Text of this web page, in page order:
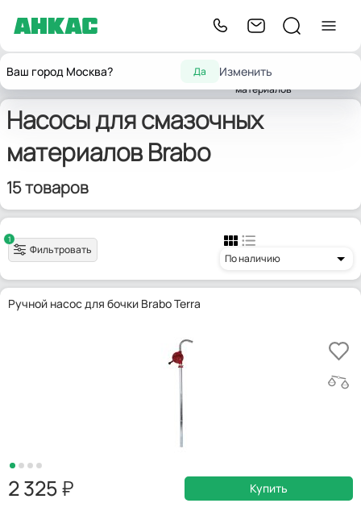
Ваш город Москва? Да Изменить
ГлавнаяНасосыНасосы для горюче-
смазочных
материалов
Насосы для смазочных
материалов Brabo
15 товаров
1
Фильтровать
По наличию
Ручной насос для бочки Brabo Terra
2 325 Купить